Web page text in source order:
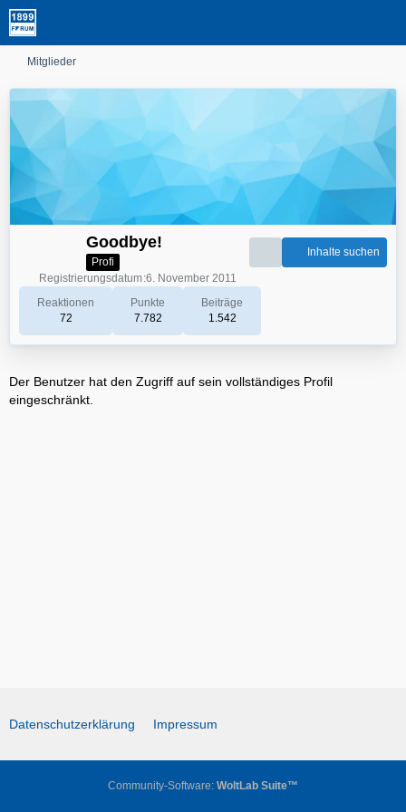
Mitglieder
Goodbye!
Profi
Reaktionen
72
Punkte
7.782
Beiträge
1.542
Inhalte suchen
Registrierungsdatum 6. November 2011
Der Benutzer hat den Zugriff auf sein vollständiges Profil
eingeschränkt.
Datenschutzerklärung Impressum
Community-Software: WoltLab Suite™